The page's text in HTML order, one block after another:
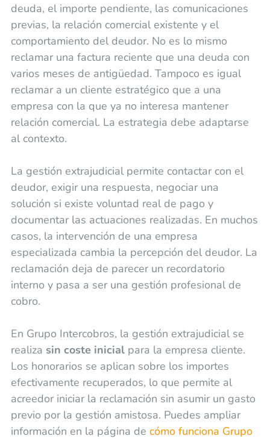
deuda, el importe pendiente, las comunicaciones
previas, la relación comercial existente y el
comportamiento del deudor. No es lo mismo
reclamar una factura reciente que una deuda con
varios meses de antigüedad. Tampoco es igual
reclamar a un cliente estratégico que a una
empresa con la que ya no interesa mantener
relación comercial. La estrategia debe adaptarse
al contexto.
La gestión extrajudicial permite contactar con el
deudor, exigir una respuesta, negociar una
solución si existe voluntad real de pago y
documentar las actuaciones realizadas. En muchos
casos, la intervención de una empresa
especializada cambia la percepción del deudor. La
reclamación deja de parecer un recordatorio
interno y pasa a ser una gestión profesional de
cobro.
En Grupo Intercobros, la gestión extrajudicial se
realiza sin coste inicialpara la empresa cliente.
Los honorarios se aplican sobre los importes
efectivamente recuperados, lo que permite al
acreedor iniciar la reclamación sin asumir un gasto
previo por la gestión amistosa. Puedes ampliar
información en la página de cómo funciona Grupo